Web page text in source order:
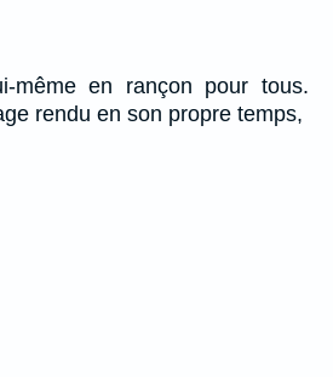
même en rançon pour tous.
rendu en son propre temps,